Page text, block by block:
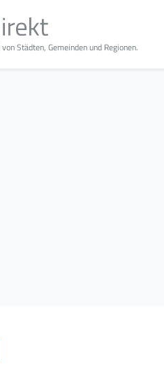
Städten, Gemeinden und Regionen.